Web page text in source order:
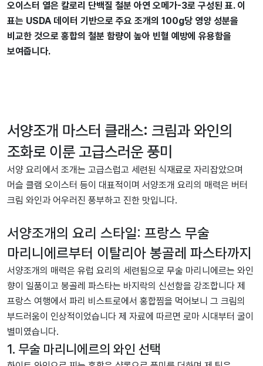
오이스터 열은 칼로리 단백질 철분 아연 오메가-3로 구성된 표. 이
표는 USDA 데이터 기반으로 주요 조개의 100g당 영양 성분을
비교한 것으로 홍합의 철분 함량이 높아 빈혈 예방에 유용함을
보여줍니다.
서양조개 마스터 클래스: 크림과 와인의
조화로 이룬 고급스러운 풍미
서양 요리에서 조개는 고급스럽고 세련된 식재료로 자리잡았으며
머슬 클램 오이스터 등이 대표적이며 서양조개 요리의 매력은 버터
크림 와인과 어우러진 풍부하고 진한 맛입니다.
서양조개의 요리 스타일: 프랑스 무술
마리니에르부터 이탈리아 봉골레 파스타까지
서양조개의 매력은 유럽 요리의 세련됨으로 무술 마리니에르는 와인
향이 일품이고 봉골레 파스타는 바지락의 신선함을 강조합니다 제
프랑스 여행에서 파리 비스트로에서 홍합찜을 먹어보니 그 크림의
부드러움이 인상적이었습니다 제 자료에 따르면 로마 시대부터 굴이
별미였습니다.
1. 무술 마리니에르의 와인 선택